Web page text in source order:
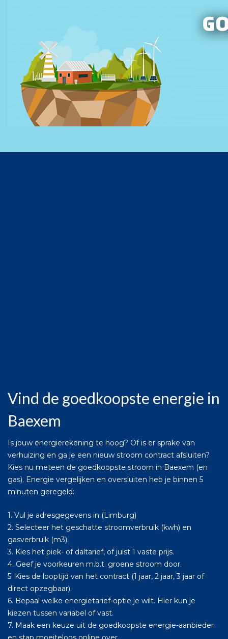
Vind de goedkoopste energie in
Baexem
Is jouw energierekening te hoog? Of is er sprake van
verhuizing en ga je een nieuw stroom contract afsluiten?
Kies nu meteen de goedkoopste stroom in Baexem (en
gas). Energie vergelijken en oversluiten heb je binnen 5
minuten geregeld:
1. Vul je adresgegevens in (Limburg)
2. Selecteer het geschatte stroomverbruik (kwh) en
gasverbruik (m3).
3. Kies het piek- of daltarief, of juist 1 vaste prijs.
4. Geef je voorkeuren m.b.t. groene stroom door.
5. Kies de looptijd van het contract (1 jaar, 2 jaar, 3 jaar of
direct opzegbaar).
6. Bepaal welke energietarief-optie je wilt. Hier kun je
kiezen tussen variabel of vast.
7. Maak een keuze uit de goedkoopste energie-aanbieder